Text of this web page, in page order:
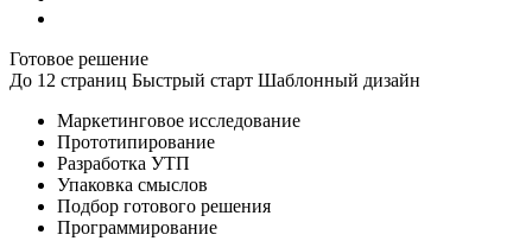
Готовое решение
До 12 страниц Быстрый старт Шаблонный дизайн
Маркетинговое исследование
Прототипирование
Разработка УТП
Упаковка смыслов
Подбор готового решения
Программирование